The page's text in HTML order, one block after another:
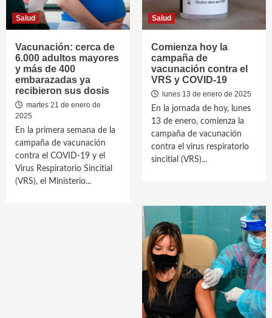
Salud
Vacunación: cerca de
6.000 adultos mayores
y más de 400
embarazadas ya
recibieron sus dosis
martes 21 de enero de
2025
En la primera semana de la
campaña de vacunación
contra el COVID-19 y el
Virus Respiratorio Sincitial
(VRS), el Ministerio...
Salud
Comienza hoy la
campaña de
vacunación contra el
VRS y COVID-19
lunes 13 de enero de 2025
En la jornada de hoy, lunes
13 de enero, comienza la
campaña de vacunación
contra el virus respiratorio
sincitial (VRS)...